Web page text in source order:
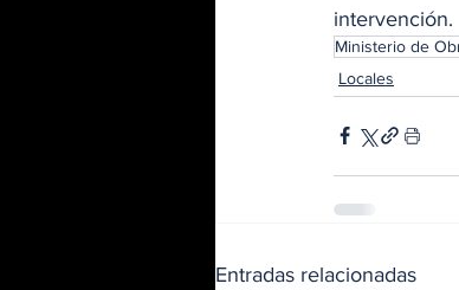
intervención.
Ministerio de
Locales
Entradas relacionadas